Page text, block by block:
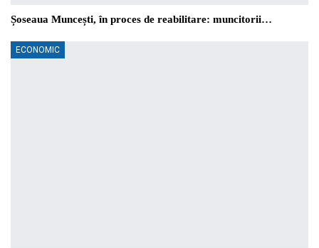
Șoseaua Muncești, în proces de reabilitare: muncitorii…
ECONOMIC